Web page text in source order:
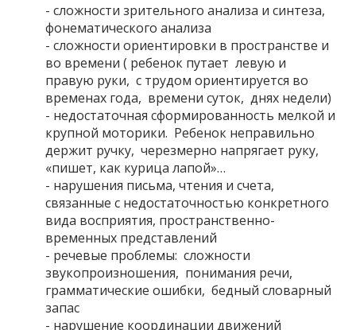
- сложности зрительного анализа и синтеза,
фонематического анализа
- сложности ориентировки в пространстве и
во времени ( ребенок путает левую и
правую руки, с трудом ориентируется во
временах года, времени суток, днях недели)
- недостаточная сформированность мелкой и
крупной моторики. Ребенок неправильно
держит ручку, черезмерно напрягает руку,
«пишет, как курица лапой»…
- нарушения письма, чтения и счета,
связанные с недостаточностью конкретного
вида восприятия, пространственно-
временных представлений
- речевые проблемы: сложности
звукопроизношения, понимания речи,
грамматические ошибки, бедный словарный
запас
- нарушение координации движений